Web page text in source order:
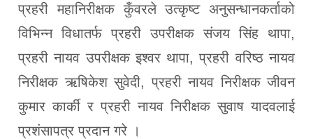
प्रहरी महानिरीक्षक कुँवरले उत्कृष्ट अनुसन्धानकर्ताको
विभिन्न विधातर्फ प्रहरी उपरीक्षक संजय सिंह थापा,
प्रहरी नायव उपरीक्षक इश्वर थापा, प्रहरी वरिष्ठ नायव
निरीक्षक ऋषिकेश सुवेदी, प्रहरी नायव निरीक्षक जीवन
कुमार कार्की र प्रहरी नायव निरीक्षक सुवाष यादवलाई
प्रशंसापत्र प्रदान गरे ।